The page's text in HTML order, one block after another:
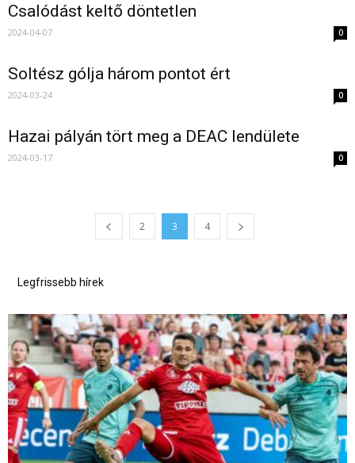
Csalódást keltő döntetlen
2024-04-07 0
Soltész gólja három pontot ért
2024-03-24 0
Hazai pályán tört meg a DEAC lendülete
2024-03-17 0
2 3 4
Legfrissebb hírek